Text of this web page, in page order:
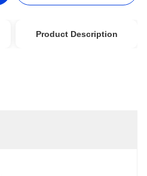
Product Description